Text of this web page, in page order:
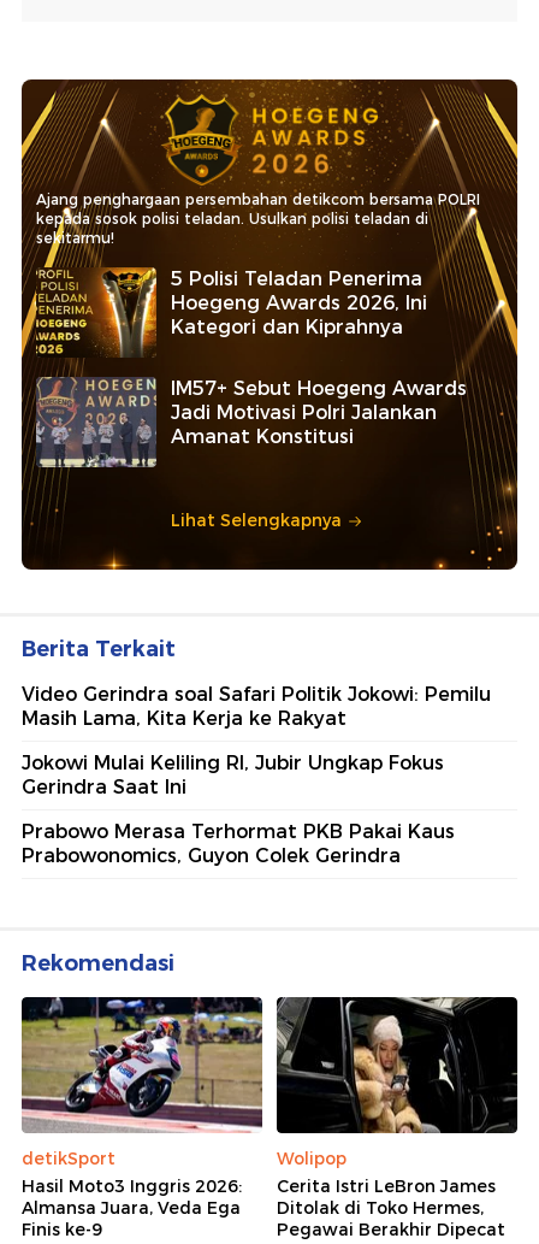
kepada sosok polisi teladan. Usulkan polisi teladan di
5 Polisi Teladan Penerima
Hoegeng Awards 2026, Ini
Kategori dan Kiprahnya
Jadi Motivasi Polri Jalankan
Amanat Konstitusi
Lihat Selengkapnya
Berita Terkait
Video Gerindra soal Safari Politik Jokowi: Pemilu
Masih Lama, Kita Kerja ke Rakyat
Jokowi Mulai Keliling RI, Jubir Ungkap Fokus
Gerindra Saat Ini